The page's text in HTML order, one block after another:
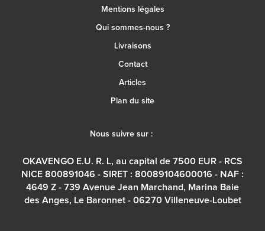
Mentions légales
Qui sommes-nous ?
Livraisons
Contact
Articles
Plan du site
Nous suivre sur :
OKAVENGO E.U. R. L, au capital de 7500 EUR - RCS
NICE 800891046 - SIRET : 80089104600016 - NAF :
4649 Z - 739 Avenue Jean Marchand, Marina Baie
des Anges, Le Baronnet - 06270 Villeneuve-Loubet